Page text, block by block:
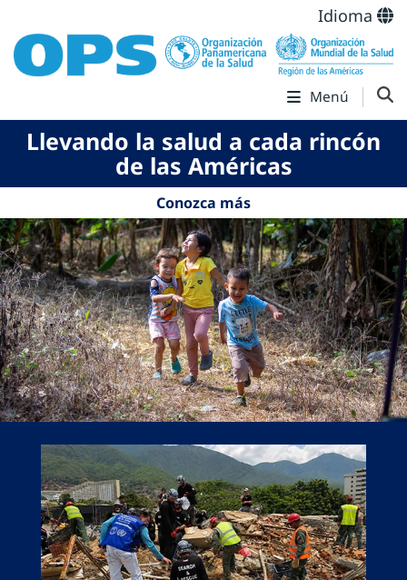
Idioma
Menú
Llevando la salud a cada rincón
de las Américas
Conozca más